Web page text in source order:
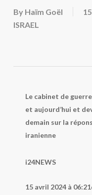
By Haïm Goël
ISRAEL
Le cabinet de
et aujourd’hui et
demain sur la
iranienne
i24NEWS
15 avril 2024 à 06:21